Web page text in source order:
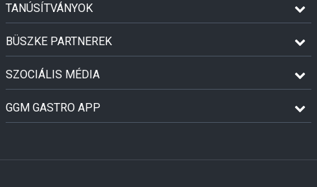
TANÚSÍTVÁNYOK
BÜSZKE PARTNEREK
SZOCIÁLIS MÉDIA
GGM GASTRO APP